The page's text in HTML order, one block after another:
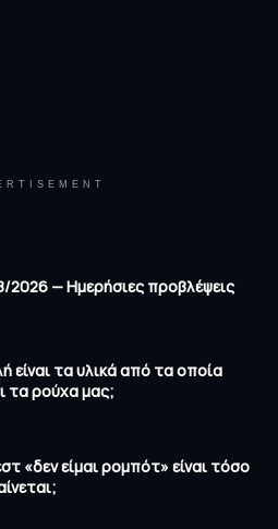
— Ημερήσιες προβλέψεις
είναι τα υλικά από τα οποία
τα ρούχα μας;
«δεν είμαι ρομπότ» είναι τόσο